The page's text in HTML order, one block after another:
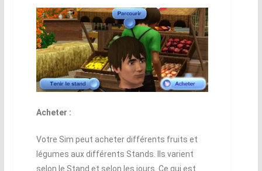
Acheter :
Votre Sim peut acheter différents fruits et
légumes aux différents Stands. Ils varient
selon le Stand et selon les jours. Ce qui est